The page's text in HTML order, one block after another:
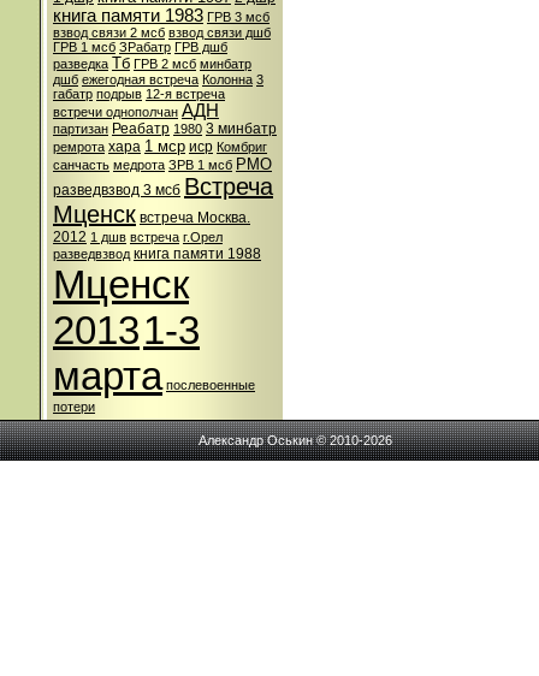
книга памяти 1983 ГРВ 3 мсб
взвод связи 2 мсб взвод связи дшб
ГРВ 1 мсб ЗРабатр ГРВ дшб
разведка Тб ГРВ 2 мсб минбатр
дшб ежегодная встреча Колонна 3
габатр подрыв 12-я встреча
встречи однополчан АДН
партизан Реабатр 1980 3 минбатр
ремрота хара 1 мср иср Комбриг
санчасть медрота ЗРВ 1 мсб РМО
разведвзвод 3 мсб Встреча
Мценск встреча Москва.
2012 1 дшв встреча г.Орел
разведвзвод книга памяти 1988
Мценск
20131-3
марта послевоенные
потери
Александр Оськин © 2010-2026